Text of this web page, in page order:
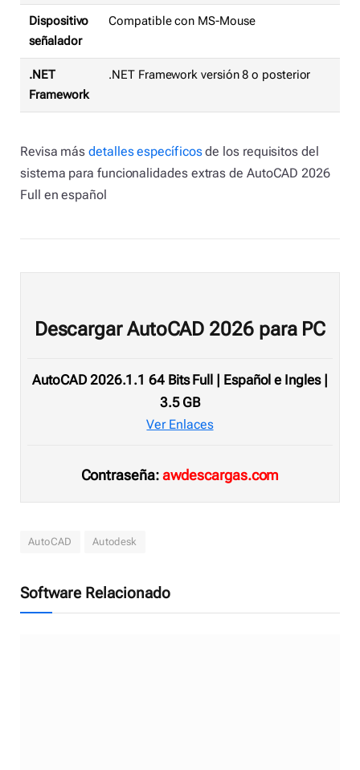
Dispositivo
señalador
Compatible con MS-Mouse
.NET
Framework
.NET Framework versión 8 o posterior
Revisa másdetalles específicosde los requisitos del
sistema para funcionalidades extras de AutoCAD 2026
Full en español
Descargar AutoCAD 2026 para PC
AutoCAD 2026.1.1 64 Bits Full | Español e Ingles |
3.5 GB
Ver Enlaces
Contraseña:awdescargas.com
AutoCAD Autodesk
Software Relacionado